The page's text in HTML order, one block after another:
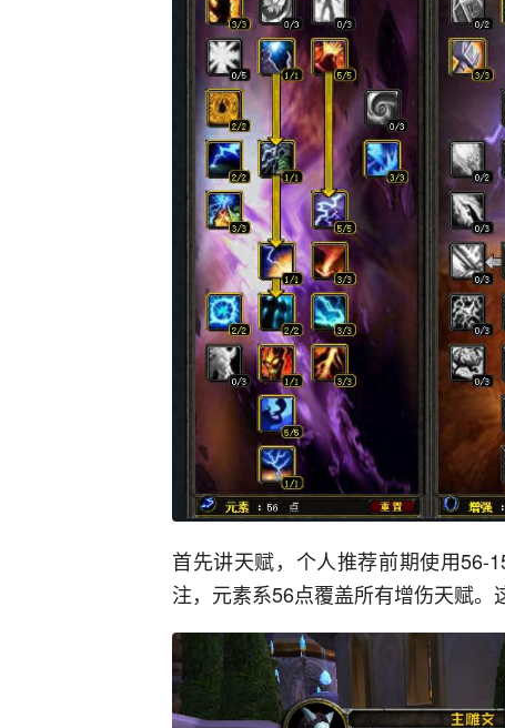
首先讲天赋，个人推荐前期使用56-
注，元素系56点覆盖所有增伤天赋。